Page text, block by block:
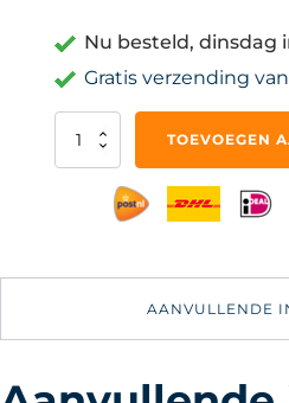
Nu besteld, dinsdag
Gratis verzending
Medaille
Medailles
TOEVOEGEN
AANVULLENDE